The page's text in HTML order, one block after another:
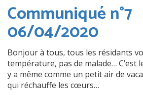
Communiqué n°7
06/04/2020
Bonjour à tous, tous les résidants
température, pas de malade… C’est
y a même comme un petit air de
qui réchauffe les cœurs…